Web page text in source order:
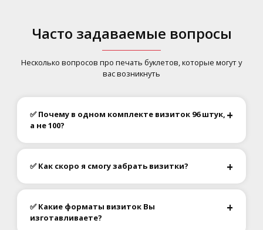
Часто задаваемые вопросы
Несколько вопросов про печать буклетов, которые могут у
вас возникнуть
✅ Почему в одном комплекте визиток 96 штук,
а не 100?
✅ Как скоро я смогу забрать визитки?
✅ Какие форматы визиток Вы
изготавливаете?